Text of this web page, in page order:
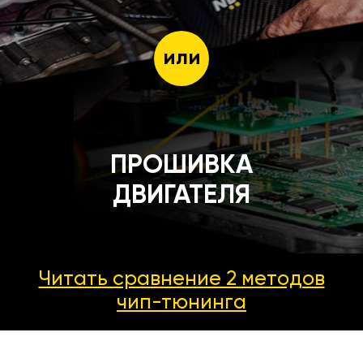
или
ПРОШИВКА
ДВИГАТЕЛЯ
Читать сравнение 2 методов
чип-тюнинга